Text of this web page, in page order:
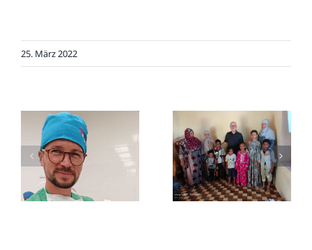
25. März 2022
Trauer um Dr.
Lehmann
Humanitärer
Einsatz vom 5.9. bis
14.9.2025 in Syrien